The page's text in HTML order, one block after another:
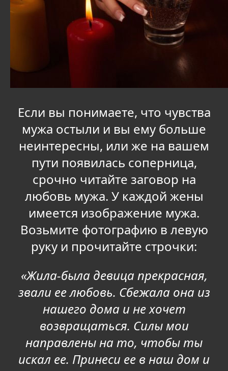
Если вы понимаете, что чувства
мужа остыли и вы ему больше
неинтересны, или же на вашем
пути появилась соперница,
срочно читайте заговор на
любовь мужа. У каждой жены
имеется изображение мужа.
Возьмите фотографию в левую
руку и прочитайте строчки:
«Жила-была девица прекрасная,
звали ее любовь. Сбежала она из
нашего дома и не хочет
возвращаться. Силы мои
направлены на то, чтобы ты
искал ее. Принеси ее в наш дом и